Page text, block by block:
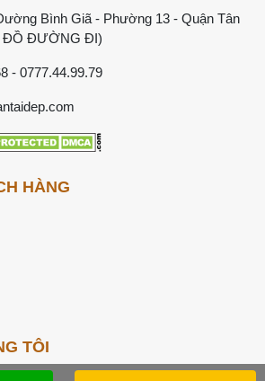
Bình Giã - Phường 13 - Quận Tân
ĐỒ ĐƯỜNG ĐI)
- 0777.44.99.79
HÀNG
TÔI